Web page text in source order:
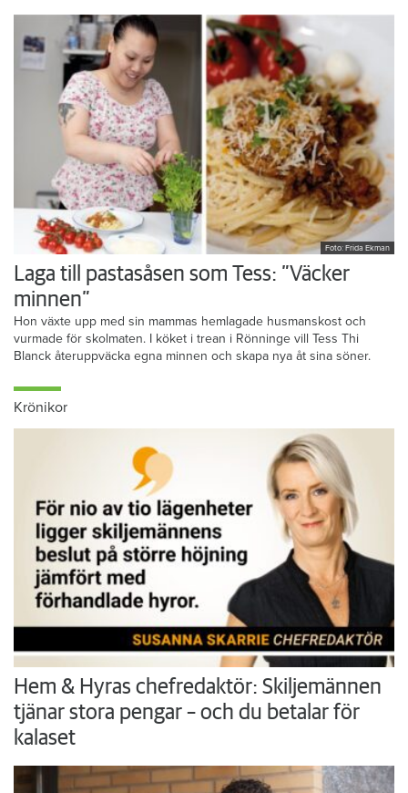
Foto: Frida Ekman
Laga till pastasåsen som Tess: ”Väcker
minnen”
Hon växte upp med sin mammas hemlagade husmanskost och
vurmade för skolmaten. I köket i trean i Rönninge vill Tess Thi
Blanck återuppväcka egna minnen och skapa nya åt sina söner.
Krönikor
Hem & Hyras chefredaktör: Skiljemännen
tjänar stora pengar – och du betalar för
kalaset